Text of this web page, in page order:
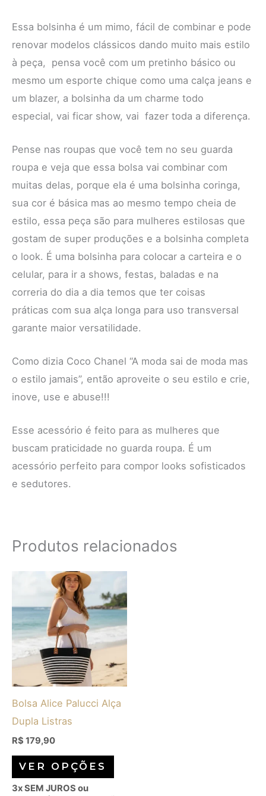
Essa bolsinha é um mimo, fácil de combinar e pode
renovar modelos clássicos dando muito mais estilo
à peça, pensa você com um pretinho básico ou
mesmo um esporte chique como uma calça jeans e
um blazer, a bolsinha da um charme todo
especial, vai ficar show, vai fazer toda a diferença.
Pense nas roupas que você tem no seu guarda
roupa e veja que essa bolsa vai combinar com
muitas delas, porque ela é uma bolsinha coringa,
sua cor é básica mas ao mesmo tempo cheia de
estilo, essa peça são para mulheres estilosas que
gostam de super produções e a bolsinha completa
o look. É uma bolsinha para colocar a carteira e o
celular, para ir a shows, festas, baladas e na
correria do dia a dia temos que ter coisas
práticas com sua alça longa para uso transversal
garante maior versatilidade.
Como dizia Coco Chanel “A moda sai de moda mas
o estilo jamais”, então aproveite o seu estilo e crie,
inove, use e abuse!!!
Esse acessório é feito para as mulheres que
buscam praticidade no guarda roupa. É um
acessório perfeito para compor looks sofisticados
e sedutores.
Produtos relacionados
Bolsa Alice Palucci Alça
Dupla Listras
R$ 179,90
VER OPÇÕES
produto
As
opções
podem
na
página
3x SEM JUROS ou